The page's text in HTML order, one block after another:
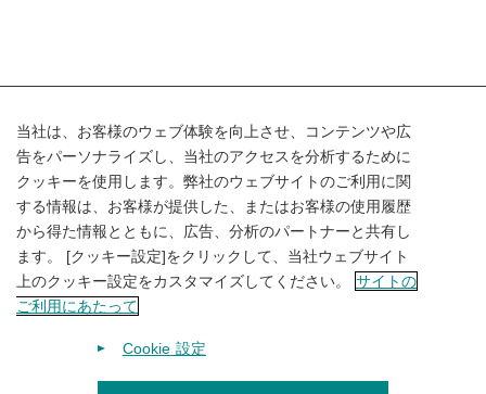
個人情報保護方針
JP / EN
当社は、お客様のウェブ体験を向上させ、コンテンツや広
告をパーソナライズし、当社のアクセスを分析するために
クッキーを使用します。弊社のウェブサイトのご利用に関
する情報は、お客様が提供した、またはお客様の使用履歴
から得た情報とともに、広告、分析のパートナーと共有し
ます。 [クッキー設定]をクリックして、当社ウェブサイト
上のクッキー設定をカスタマイズしてください。
サイトの
ご利用にあたって
Cookie 設定